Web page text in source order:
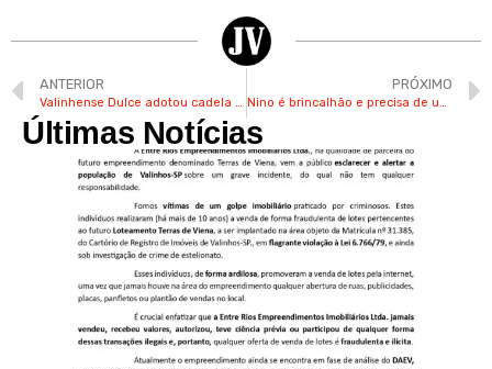
ANTERIOR
Valinhense Dulce adotou cadela Cacau após oferecer um lar temporário
PRÓXIMO
Nino é brincalhão e precisa de uma família e carinho; confira outros pets
Últimas Notícias